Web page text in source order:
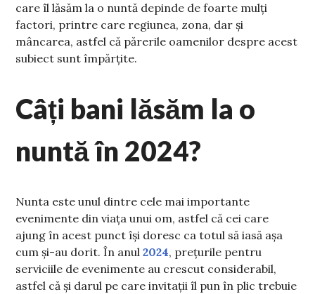
care îl lăsăm la o nuntă depinde de foarte mulți
factori, printre care regiunea, zona, dar și
mâncarea, astfel că părerile oamenilor despre acest
subiect sunt împărțite.
Câți bani lăsăm la o
nuntă în 2024?
Nunta este unul dintre cele mai importante
evenimente din viața unui om, astfel că cei care
ajung în acest punct își doresc ca totul să iasă așa
cum și-au dorit. În anul2024, prețurile pentru
serviciile de evenimente au crescut considerabil,
astfel că și darul pe care invitații îl pun în plic trebuie